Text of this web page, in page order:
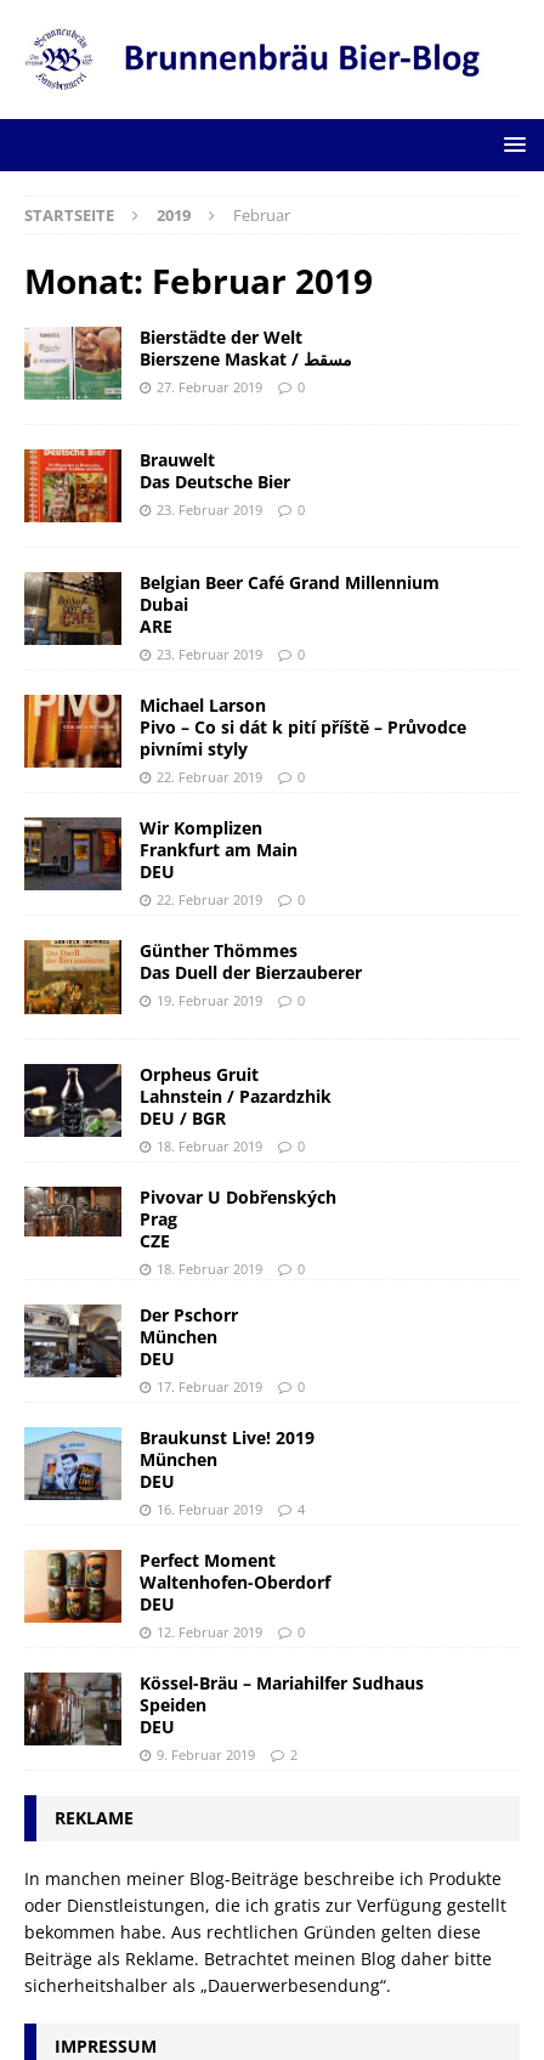
STARTSEITE 2019 Februar
Monat: Februar 2019
Bierstädte der Welt
Bierszene Maskat / مسقط
27. Februar 2019 0
Brauwelt
Das Deutsche Bier
23. Februar 2019 0
Belgian Beer Café Grand Millennium
Dubai
ARE
23. Februar 2019 0
Michael Larson
Pivo – Co si dát k pití příště – Průvodce
pivními styly
22. Februar 2019 0
Wir Komplizen
Frankfurt am Main
DEU
22. Februar 2019 0
Günther Thömmes
Das Duell der Bierzauberer
19. Februar 2019 0
Orpheus Gruit
Lahnstein / Pazardzhik
DEU / BGR
18. Februar 2019 0
Pivovar U Dobřenských
Prag
CZE
18. Februar 2019 0
Der Pschorr
München
DEU
17. Februar 2019 0
Braukunst Live! 2019
München
DEU
16. Februar 2019 4
Perfect Moment
Waltenhofen-Oberdorf
DEU
12. Februar 2019 0
Kössel-Bräu – Mariahilfer Sudhaus
Speiden
DEU
9. Februar 2019 2
REKLAME
In manchen meiner Blog-Beiträge beschreibe ich Produkte
oder Dienstleistungen, die ich gratis zur Verfügung gestellt
bekommen habe. Aus rechtlichen Gründen gelten diese
Beiträge als Reklame. Betrachtet meinen Blog daher bitte
sicherheitshalber als „Dauerwerbesendung“.
IMPRESSUM